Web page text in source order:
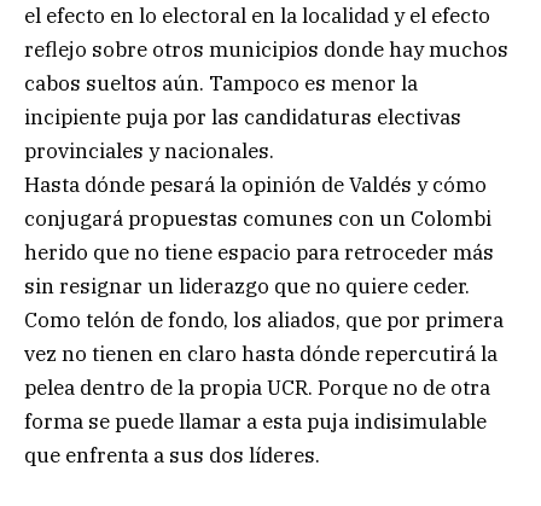
el efecto en lo electoral en la localidad y el efecto
reflejo sobre otros municipios donde hay muchos
cabos sueltos aún. Tampoco es menor la
incipiente puja por las candidaturas electivas
provinciales y nacionales.
Hasta dónde pesará la opinión de Valdés y cómo
conjugará propuestas comunes con un Colombi
herido que no tiene espacio para retroceder más
sin resignar un liderazgo que no quiere ceder.
Como telón de fondo, los aliados, que por primera
vez no tienen en claro hasta dónde repercutirá la
pelea dentro de la propia UCR. Porque no de otra
forma se puede llamar a esta puja indisimulable
que enfrenta a sus dos líderes.